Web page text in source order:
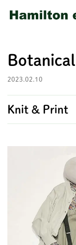
2023.02.10
Knit & Print